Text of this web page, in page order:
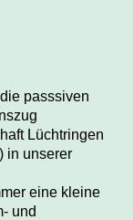
die passsiven
Lüchtringen
in unserer
eine kleine
und